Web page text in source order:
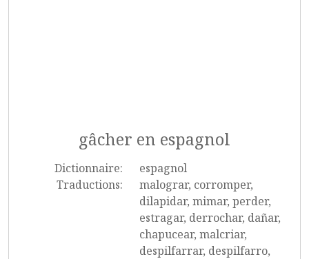
gâcher en espagnol
Dictionnaire:
espagnol
Traductions:
malograr, corromper,
dilapidar, mimar, perder,
estragar, derrochar, dañar,
chapucear, malcriar,
despilfarrar, despilfarro,